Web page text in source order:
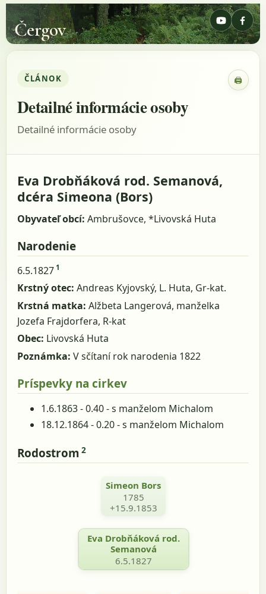
Čergov
ČLÁNOK 🖨
Detailné informácie osoby
Detailné informácie osoby
Eva Drobňáková rod. Semanová,
dcéra Simeona (Bors)
Obyvateľ obcí: Ambrušovce, *Livovská Huta
Narodenie
6.5.1827 1
Krstný otec: Andreas Kyjovský, L. Huta, Gr-kat.
Krstná matka: Alžbeta Langerová, manželka
Jozefa Frajdorfera, R-kat
Obec: Livovská Huta
Poznámka: V sčítaní rok narodenia 1822
Príspevky na cirkev
1.6.1863 - 0.40 - s manželom Michalom
18.12.1864 - 0.20 - s manželom Michalom
Rodostrom 2
Simeon Bors
1785
+15.9.1853
Eva Drobňáková rod.
Semanová
6.5.1827